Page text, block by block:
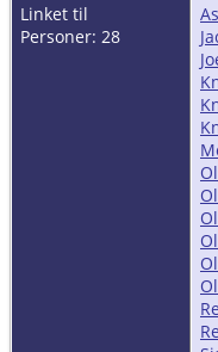
Linket til
Personer: 28